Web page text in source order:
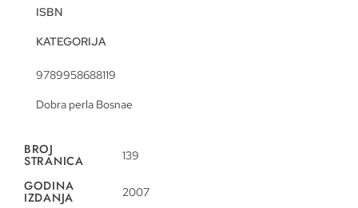
ISBN
KATEGORIJA
9789958688119
Dobra perla Bosnae
BROJ
STRANICA 139
GODINA
IZDANJA 2007